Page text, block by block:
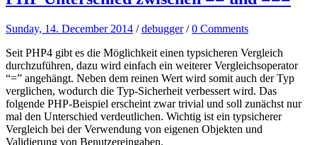
Sunday, 14. December 2014 /debugger /0 Comments
Seit PHP4 gibt es die Möglichkeit einen typsicheren Vergleich
durchzuführen, dazu wird einfach ein weiterer Vergleichsoperator
“=” angehängt. Neben dem reinen Wert wird somit auch der Typ
verglichen, wodurch die Typ-Sicherheit verbessert wird. Das
folgende PHP-Beispiel erscheint zwar trivial und soll zunächst nur
mal den Unterschied verdeutlichen. Wichtig ist ein typsicherer
Vergleich bei der Verwendung von eigenen Objekten und
Validierung von Benutzereingaben.